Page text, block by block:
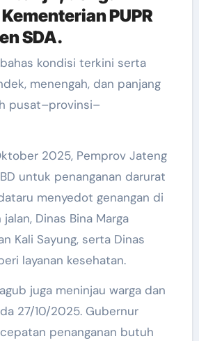
PUPR
SDA.
menengah, dan panjang
pusat–provinsi–
2025, Pemprov Jateng
untuk penanganan darurat
menyedot genangan di
Dinas Bina Marga
Kali Sayung, serta Dinas
layanan kesehatan.
juga meninjau warga dan
27/10/2025. Gubernur
penanganan butuh